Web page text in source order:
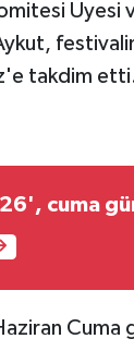
Üyesi
takdim
cuma
Cuma